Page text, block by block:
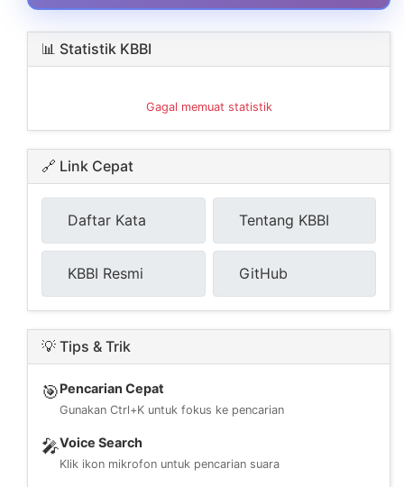
📊 Statistik KBBI
Gagal memuat statistik
🔗 Link Cepat
Daftar Kata Tentang KBBI
KBBI Resmi GitHub
💡 Tips & Trik
🎯Pencarian Cepat
Gunakan Ctrl+K untuk fokus ke pencarian
🎤Voice Search
Klik ikon mikrofon untuk pencarian suara